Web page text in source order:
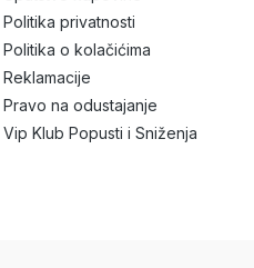
Politika privatnosti
Politika o kolačićima
Reklamacije
Pravo na odustajanje
Vip Klub Popusti i Sniženja